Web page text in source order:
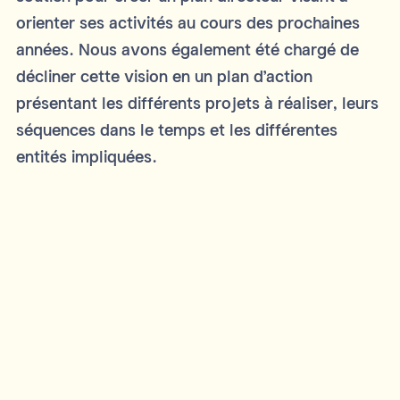
orienter ses activités au cours des prochaines
années. Nous avons également été chargé de
décliner cette vision en un plan d’action
présentant les différents projets à réaliser, leurs
séquences dans le temps et les différentes
entités impliquées.